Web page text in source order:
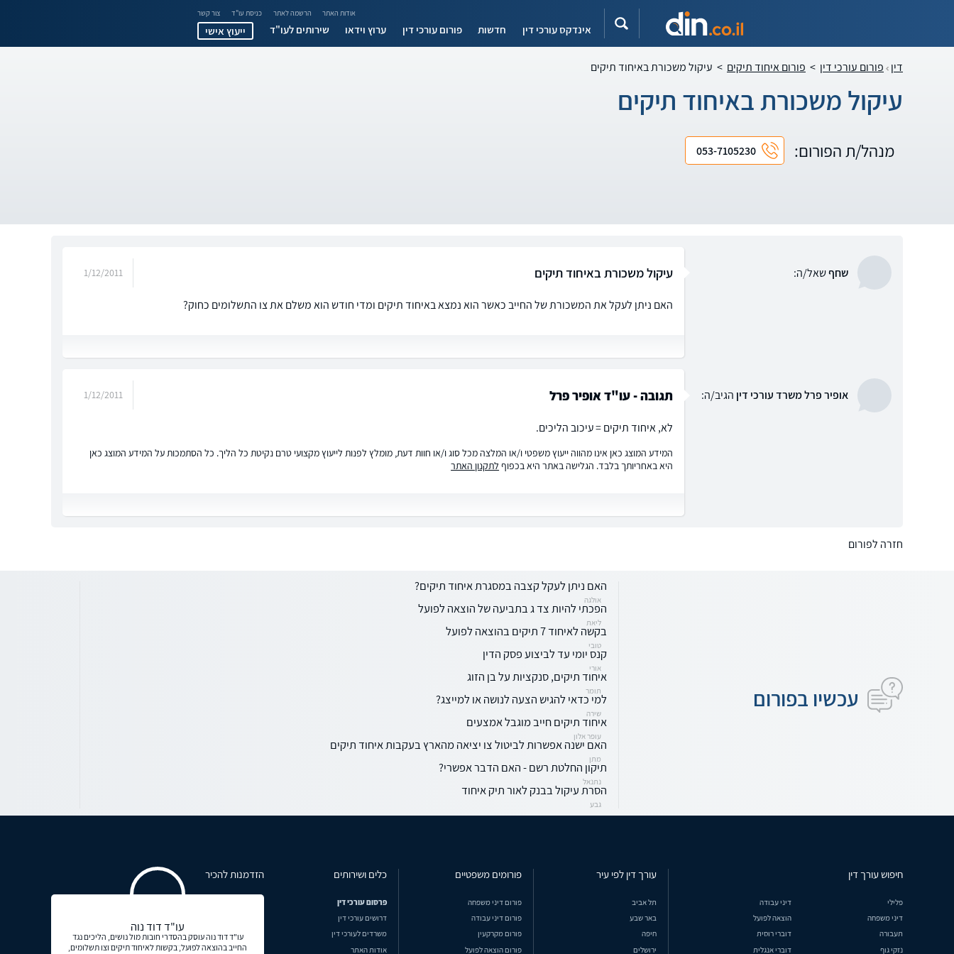
אודות האתר הרשמה לאתר כניסת עו"ד צור קשר
אינדקס עורכי דין חדשות פורום עורכי דין ערוץ וידאו שירותים לעו"ד ייעוץ אישי
דין פורום עורכי דין > פורום איחוד תיקים > עיקול משכורת באיחוד תיקים
עיקול משכורת באיחוד תיקים
מנהל/ת הפורום: 053-7105230
שחףשאל/ה: עיקול משכורת באיחוד תיקים 1/12/2011
האם ניתן לעקל את המשכורת של החייב כאשר הוא נמצא באיחוד תיקים ומדי חודש הוא משלם את צו התשלומים כחוק?
אופיר פרל משרד עורכי דין הגיב/ה: תגובה - עו"ד אופיר פרל 1/12/2011
לא, איחוד תיקים = עיכוב הליכים.
המידע המוצג כאן אינו מהווה ייעוץ משפטי ו/או המלצה מכל סוג ו/או חוות דעת, מומלץ לפנות לייעוץ מקצועי טרם נקיטת כל הליך. כל הסתמכות על המידע המוצג כאן
היא באחריותך בלבד. הגלישה באתר היא בכפוף לתקנון האתר
חזרה לפורום
עכשיו בפורום
האם ניתן לעקל קצבה במסגרת איחוד תיקים?
אולגה
הפכתי להיות צד ג בתביעה של הוצאה לפועל
ליאת
בקשה לאיחוד 7 תיקים בהוצאה לפועל
טובי
קנס יומי עד לביצוע פסק הדין
אורי
איחוד תיקים, סנקציות על בן הזוג
תומר
למי כדאי להגיש הצעה לנושה או למייצג?
שירה
איחוד תיקים חייב מוגבל אמצעים
עופר אלון
האם ישנה אפשרות לביטול צו יציאה מהארץ בעקבות איחוד תיקים
מתן
תיקון החלטת רשם - האם הדבר אפשרי?
נתנאל
הסרת עיקול בבנק לאור תיק איחוד
גבע
חיפוש עורך דין
פלילי
דיני עבודה
דיני משפחה
הוצאה לפועל
תעבורה
דוברי רוסית
נזקי גוף
דוברי אנגלית
עורך דין לפי עיר
תל אביב
באר שבע
חיפה
ירושלים
פורומים משפטיים
פורום דיני משפחה
פורום דיני עבודה
פורום מקרקעין
פורום הוצאה לפועל
כלים ושירותים
פרסום עורכי דין
דרושים עורכי דין
משרדים לעורכי דין
אודות האתר
הזדמנות להכיר
עו"ד דוד נוה
עו"ד דוד נוה עוסק בהסדרי חובות מול נושים, הליכים נגד
החייב בהוצאה לפועל, בקשות לאיחוד תיקים וצו תשלומים,